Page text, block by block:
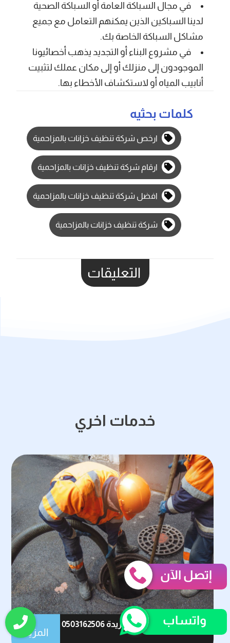
في مجال السباكة العامة أو السباكة الصحية
لدينا السباكين الذين يمكنهم التعامل مع جميع
مشاكل السباكة الخاصة بك.
في مشروع البناء أو التجديد يذهب أخصائيونا
الموجودون إلى منزلك أو إلى مكان عملك لتثبيت
أنابيب المياه أو لاستكشاف الأخطاء بها.
كلمات بحثيه
ارخص شركة تنظيف خزانات بالمزاحمية
ارقام شركة تنظيف خزانات بالمزاحمية
افضل شركة تنظيف خزانات بالمزاحمية
شركة تنظيف خزانات بالمزاحمية
التعليقات
خدمات اخري
شركة تسليك مجاري ببريدة 0503162506
المزيد
إتصل الآن
واتساب